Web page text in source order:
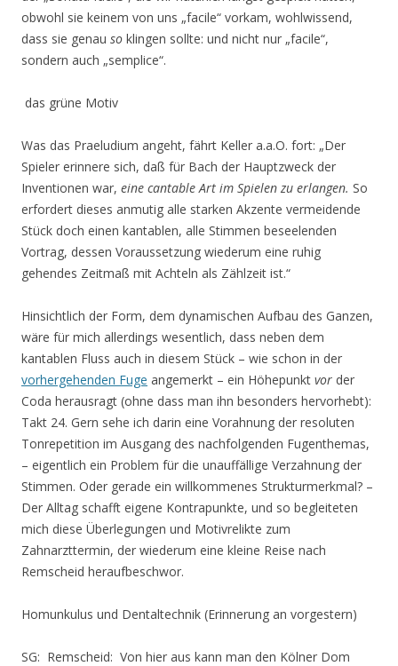
obwohl sie keinem von uns „facile“ vorkam, wohlwissend,
dass sie genau so klingen sollte: und nicht nur „facile“,
sondern auch „semplice“.
das grüne Motiv
Was das Praeludium angeht, fährt Keller a.a.O. fort: „Der
Spieler erinnere sich, daß für Bach der Hauptzweck der
Inventionen war, eine cantable Art im Spielen zu erlangen. So
erfordert dieses anmutig alle starken Akzente vermeidende
Stück doch einen kantablen, alle Stimmen beseelenden
Vortrag, dessen Voraussetzung wiederum eine ruhig
gehendes Zeitmaß mit Achteln als Zählzeit ist.“
Hinsichtlich der Form, dem dynamischen Aufbau des Ganzen,
wäre für mich allerdings wesentlich, dass neben dem
kantablen Fluss auch in diesem Stück – wie schon in der
vorhergehenden Fuge angemerkt – ein Höhepunkt vor der
Coda herausragt (ohne dass man ihn besonders hervorhebt):
Takt 24. Gern sehe ich darin eine Vorahnung der resoluten
Tonrepetition im Ausgang des nachfolgenden Fugenthemas,
– eigentlich ein Problem für die unauffällige Verzahnung der
Stimmen. Oder gerade ein willkommenes Strukturmerkmal? –
Der Alltag schafft eigene Kontrapunkte, und so begleiteten
mich diese Überlegungen und Motivrelikte zum
Zahnarzttermin, der wiederum eine kleine Reise nach
Remscheid heraufbeschwor.
Homunkulus und Dentaltechnik (Erinnerung an vorgestern)
SG: Remscheid: Von hier aus kann man den Kölner Dom